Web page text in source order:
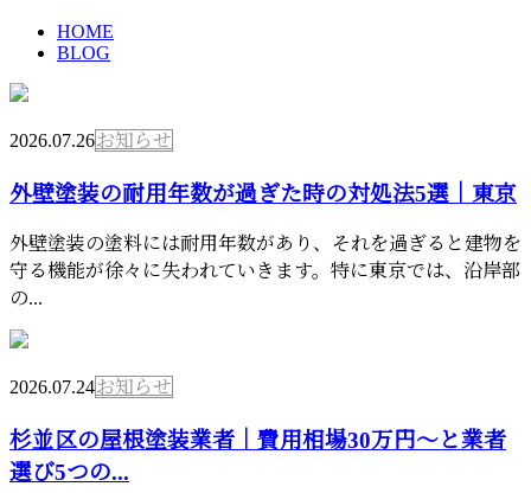
HOME
BLOG
2026.07.26お知らせ
外壁塗装の耐用年数が過ぎた時の対処法5選｜東京
外壁塗装の塗料には耐用年数があり、それを過ぎると建物を
守る機能が徐々に失われていきます。特に東京では、沿岸部
の...
2026.07.24お知らせ
杉並区の屋根塗装業者｜費用相場30万円〜と業者
選び5つの...